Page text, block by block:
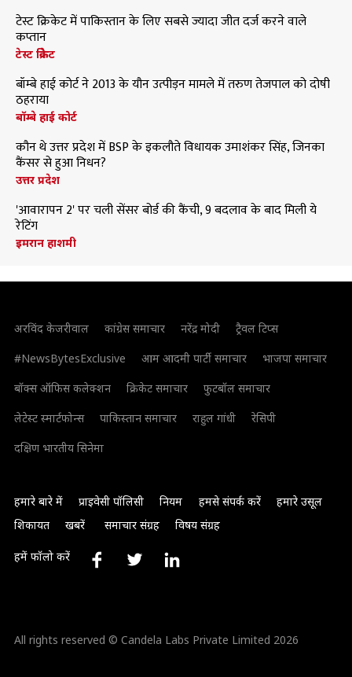
टेस्ट क्रिकेट में पाकिस्तान के लिए सबसे ज्यादा जीत दर्ज करने वाले
कप्तान
टेस्ट क्रिकेट
बॉम्बे हाई कोर्ट ने 2013 के यौन उत्पीड़न मामले में तरुण तेजपाल को दोषी
ठहराया
बॉम्बे हाई कोर्ट
कौन थे उत्तर प्रदेश में BSP के इकलौते विधायक उमाशंकर सिंह, जिनका
कैंसर से हुआ निधन?
उत्तर प्रदेश
'आवारापन 2' पर चली सेंसर बोर्ड की कैंची, 9 बदलाव के बाद मिली ये
रेटिंग
इमरान हाशमी
अरविंद केजरीवाल कांग्रेस समाचार नरेंद्र मोदी
ट्रैवल टिप्स
#NewsBytesExclusive
आम आदमी पार्टी समाचार
भाजपा समाचार
बॉक्स ऑफिस कलेक्शन
क्रिकेट समाचार
फुटबॉल समाचार
लेटेस्ट स्मार्टफोन्स
पाकिस्तान समाचार राहुल गांधी
रेसिपी
दक्षिण भारतीय सिनेमा
हमारे बारे में प्राइवेसी पॉलिसी नियम हमसे संपर्क करें
हमारे उसूल
शिकायत
खबरें समाचार संग्रह विषय संग्रह
हमें फॉलो करें
All rights reserved © Candela Labs Private Limited 2026